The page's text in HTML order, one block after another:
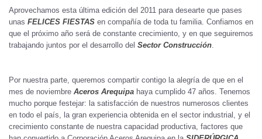
Aprovechamos esta última edición del 2011 para desearte que pases
unas FELICES FIESTAS en compañía de toda tu familia. Confiamos en
que el próximo año será de constante crecimiento, y en que seguiremos
trabajando juntos por el desarrollo del Sector Construcción.
Por nuestra parte, queremos compartir contigo la alegría de que en el
mes de noviembre Aceros Arequipa haya cumplido 47 años. Tenemos
mucho porque festejar: la satisfacción de nuestros numerosos clientes
en todo el país, la gran experiencia obtenida en el sector industrial, y el
crecimiento constante de nuestra capacidad productiva, factores que